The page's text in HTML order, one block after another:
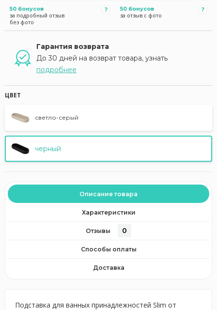
50 бонусов
за подробный отзыв
без фото
50 бонусов
за отзыв с фото
Гарантия возврата
До 30 дней на возврат товара, узнать
подробнее
ЦВЕТ
светло-серый
черный
Описание товара
Характеристики
Отзывы 0
Способы оплаты
Доставка
Подставка для ванных принадлежностей Slim от